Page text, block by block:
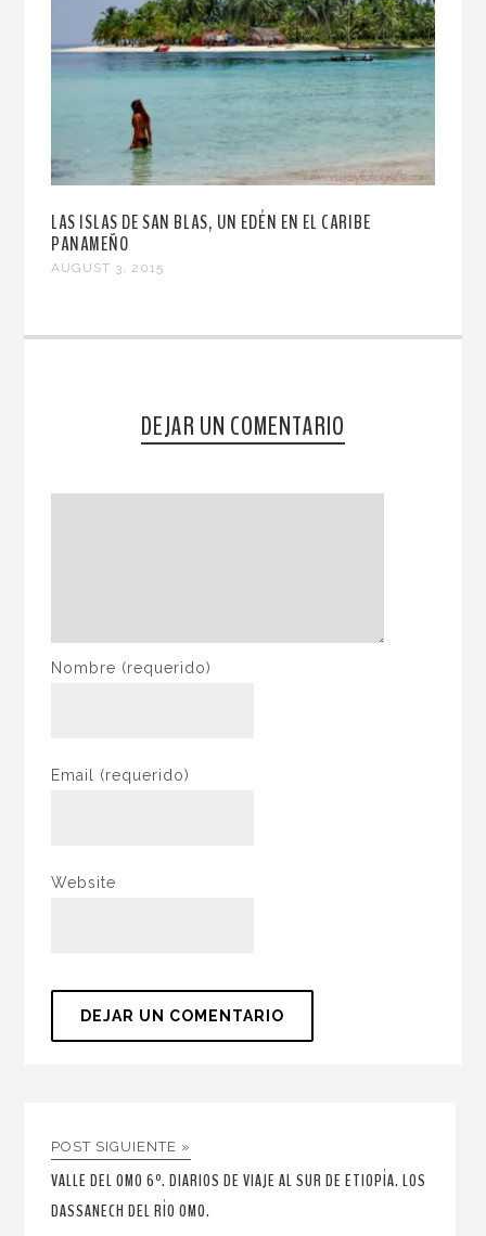
LAS ISLAS DE SAN BLAS, UN EDÉN EN EL CARIBE
PANAMEÑO
AUGUST 3, 2015
DEJAR UN COMENTARIO
Nombre (requerido)
Email (requerido)
Website
POST SIGUIENTE »
VALLE DEL OMO 6º. DIARIOS DE VIAJE AL SUR DE ETIOPÍA. LOS
DASSANECH DEL RÍO OMO.